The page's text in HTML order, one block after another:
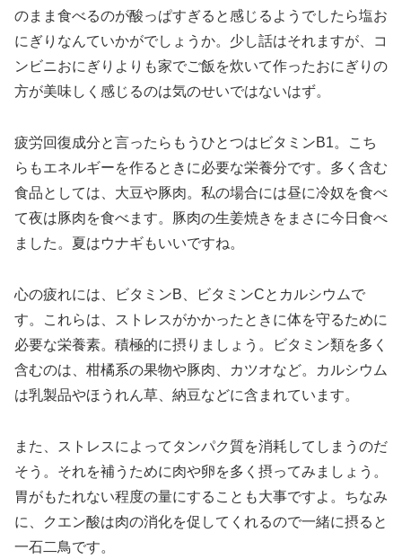
のまま食べるのが酸っぱすぎると感じるようでしたら塩お
にぎりなんていかがでしょうか。少し話はそれますが、コ
ンビニおにぎりよりも家でご飯を炊いて作ったおにぎりの
方が美味しく感じるのは気のせいではないはず。
疲労回復成分と言ったらもうひとつはビタミンB1。こち
らもエネルギーを作るときに必要な栄養分です。多く含む
食品としては、大豆や豚肉。私の場合には昼に冷奴を食べ
て夜は豚肉を食べます。豚肉の生姜焼きをまさに今日食べ
ました。夏はウナギもいいですね。
心の疲れには、ビタミンB、ビタミンCとカルシウムで
す。これらは、ストレスがかかったときに体を守るために
必要な栄養素。積極的に摂りましょう。ビタミン類を多く
含むのは、柑橘系の果物や豚肉、カツオなど。カルシウム
は乳製品やほうれん草、納豆などに含まれています。
また、ストレスによってタンパク質を消耗してしまうのだ
そう。それを補うために肉や卵を多く摂ってみましょう。
胃がもたれない程度の量にすることも大事ですよ。ちなみ
に、クエン酸は肉の消化を促してくれるので一緒に摂ると
一石二鳥です。